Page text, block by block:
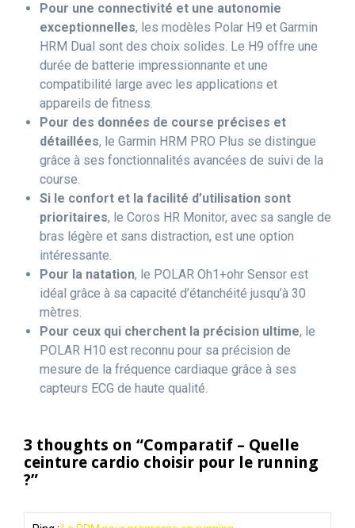
Pour une connectivité et une autonomie
exceptionnelles, les modèles Polar H9 et Garmin
HRM Dual sont des choix solides. Le H9 offre une
durée de batterie impressionnante et une
compatibilité large avec les applications et
appareils de fitness.
Pour des données de course précises et
détaillées, le Garmin HRM PRO Plus se distingue
grâce à ses fonctionnalités avancées de suivi de la
course.
Si le confort et la facilité d’utilisation sont
prioritaires, le Coros HR Monitor, avec sa sangle de
bras légère et sans distraction, est une option
intéressante.
Pour la natation, le POLAR Oh1+ohr Sensor est
idéal grâce à sa capacité d’étanchéité jusqu’à 30
mètres.
Pour ceux qui cherchent la précision ultime, le
POLAR H10 est reconnu pour sa précision de
mesure de la fréquence cardiaque grâce à ses
capteurs ECG de haute qualité.
3 thoughts on “Comparatif – Quelle
ceinture cardio choisir pour le running
?”